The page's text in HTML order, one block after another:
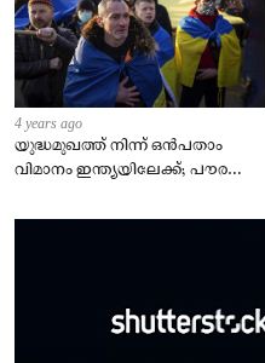
4 years ago
യുദ്ധമുഖത്ത് നിന്ന് ഒൻപതാം
വിമാനം ഇന്ത്യയിലേക്ക്; പൗരന്മാർ
– കേന്ദ്രം